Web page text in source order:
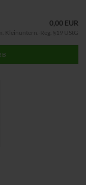
0,00 EUR
Kleinuntern.-Reg. §19 UStG